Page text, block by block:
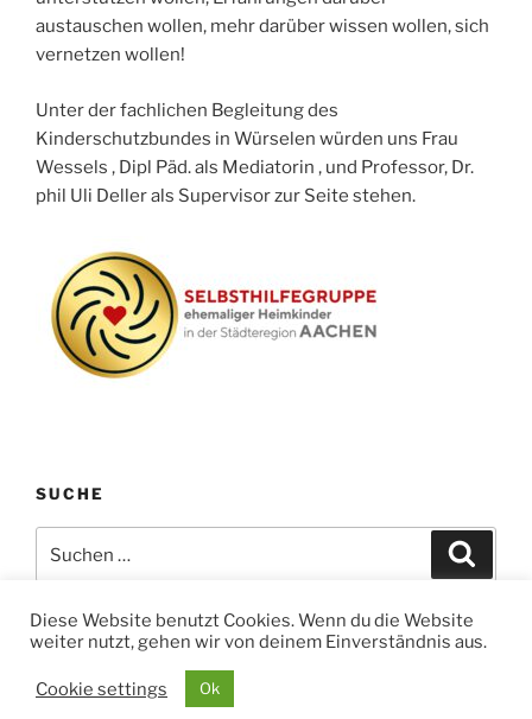
austauschen wollen, mehr darüber wissen wollen, sich
vernetzen wollen!
Unter der fachlichen Begleitung des
Kinderschutzbundes in Würselen würden uns Frau
Wessels , Dipl Päd. als Mediatorin , und Professor, Dr.
phil Uli Deller als Supervisor zur Seite stehen.
SUCHE
nach:
Datenschutzerklärung
Diese Website benutzt Cookies. Wenn du die Website
weiter nutzt, gehen wir von deinem Einverständnis aus.
Cookie settings Ok